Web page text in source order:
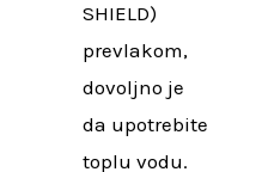
SHIELD)
prevlakom,
dovoljno je
da upotrebite
toplu vodu.